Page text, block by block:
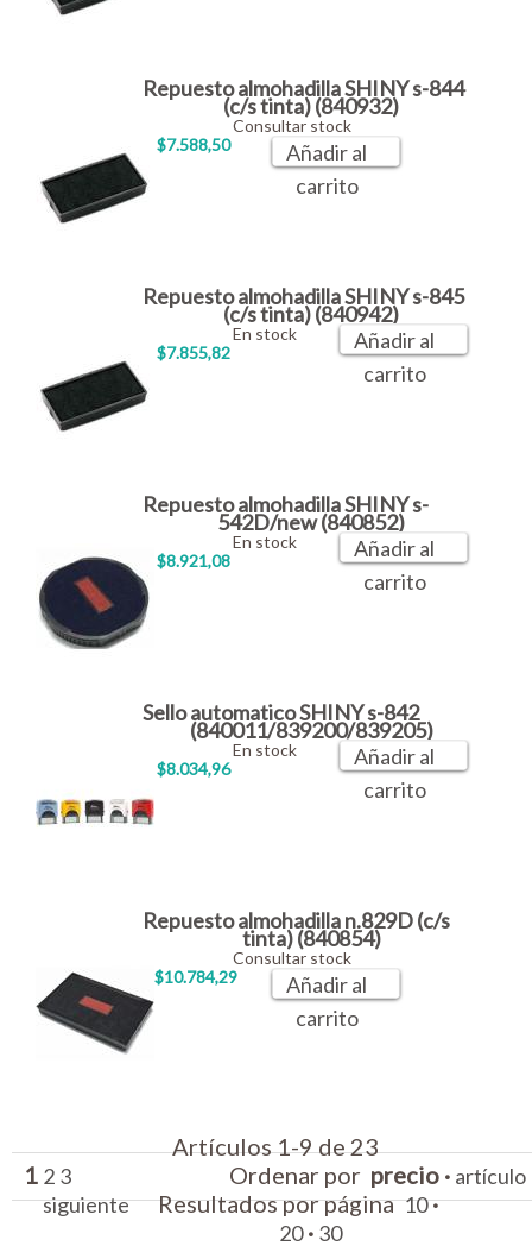
Repuesto almohadilla SHINY s-844
(c/s tinta) (840932)
$7.588,50
Consultar stock
Añadir al
carrito
Repuesto almohadilla SHINY s-845
(c/s tinta) (840942)
$7.855,82
En stock
Añadir al
carrito
Repuesto almohadilla SHINY s-
542D/new (840852)
$8.921,08
En stock
Añadir al
carrito
Sello automatico SHINY s-842
(840011/839200/839205)
$8.034,96
En stock
Añadir al
carrito
Repuesto almohadilla n.829D (c/s
tinta) (840854)
$10.784,29
Consultar stock
Añadir al
carrito
Artículos 1-9 de 23
1 2 3
siguiente
Ordenar por precio · artículo
Resultados por página10·
20 · 30